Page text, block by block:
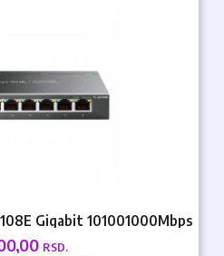
Gigabit 101001000Mbps
RSD.